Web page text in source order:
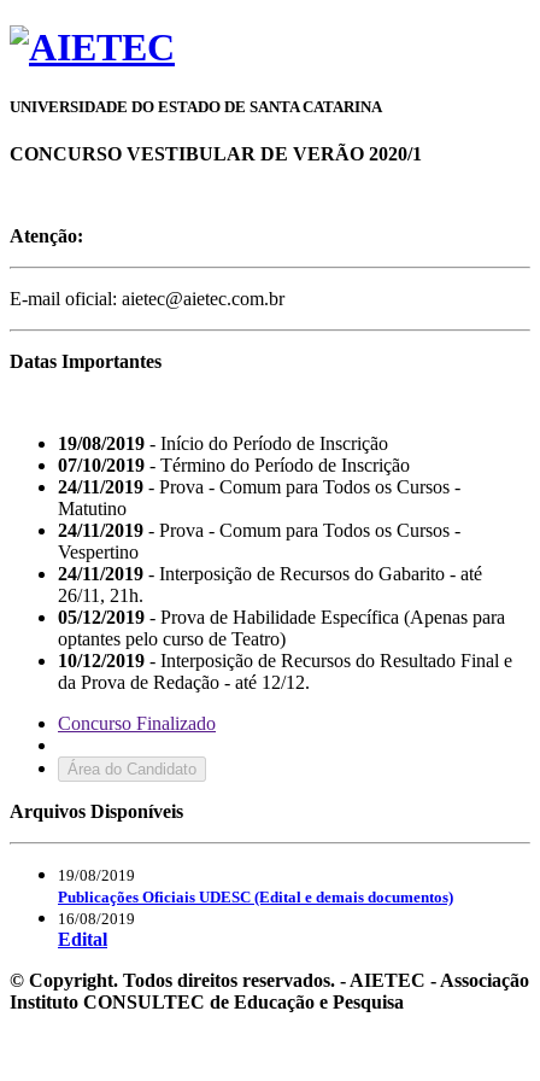
UNIVERSIDADE DO ESTADO DE SANTA CATARINA
CONCURSO VESTIBULAR DE VERÃO 2020/1
Atenção:
E-mail oficial: aietec@aietec.com.br
Datas Importantes
19/08/2019 - Início do Período de Inscrição
07/10/2019 - Término do Período de Inscrição
24/11/2019 - Prova - Comum para Todos os Cursos -
Matutino
24/11/2019 - Prova - Comum para Todos os Cursos -
Vespertino
24/11/2019 - Interposição de Recursos do Gabarito - até
26/11, 21h.
05/12/2019 - Prova de Habilidade Específica (Apenas para
optantes pelo curso de Teatro)
10/12/2019 - Interposição de Recursos do Resultado Final e
da Prova de Redação - até 12/12.
Concurso Finalizado
Área do Candidato
Arquivos Disponíveis
19/08/2019
Publicações Oficiais UDESC (Edital e demais documentos)
16/08/2019
Edital
© Copyright. Todos direitos reservados. - AIETEC - Associação
Instituto CONSULTEC de Educação e Pesquisa